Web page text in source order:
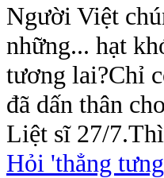
Người Việt
những... hạt
tương lai?Chỉ
đã dấn thân
Liệt sĩ 27/
Hỏi 'thẳng